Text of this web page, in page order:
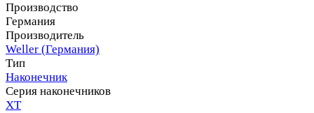
Производство
Германия
Производитель
Weller (Германия)
Тип
Наконечник
Серия наконечников
XT